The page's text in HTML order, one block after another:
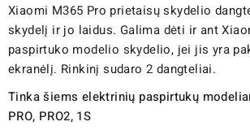
Xiaomi M365 Pro prietaisų skydelio
skydelį ir jo laidus. Galima dėti ir ant
paspirtuko modelio skydelio, jei jis yra
ekranėlį. Rinkinį sudaro 2 dangteliai.
Tinka šiems elektrinių paspirtukų
PRO, PRO2, 1S